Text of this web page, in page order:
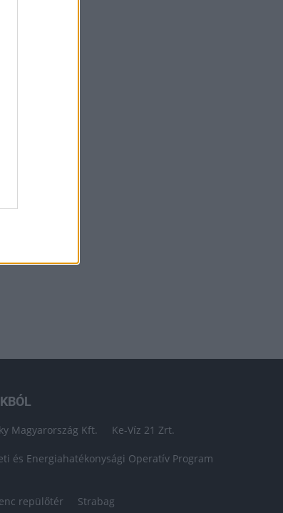
Magyarország Kft. Ke-Víz 21 Zrt.
és Energiahatékonysági Operatív Program
repülőtér Strabag